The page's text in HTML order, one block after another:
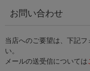
お問い合わせ
当店へのご要望は、下記
い。
メールの送受信については